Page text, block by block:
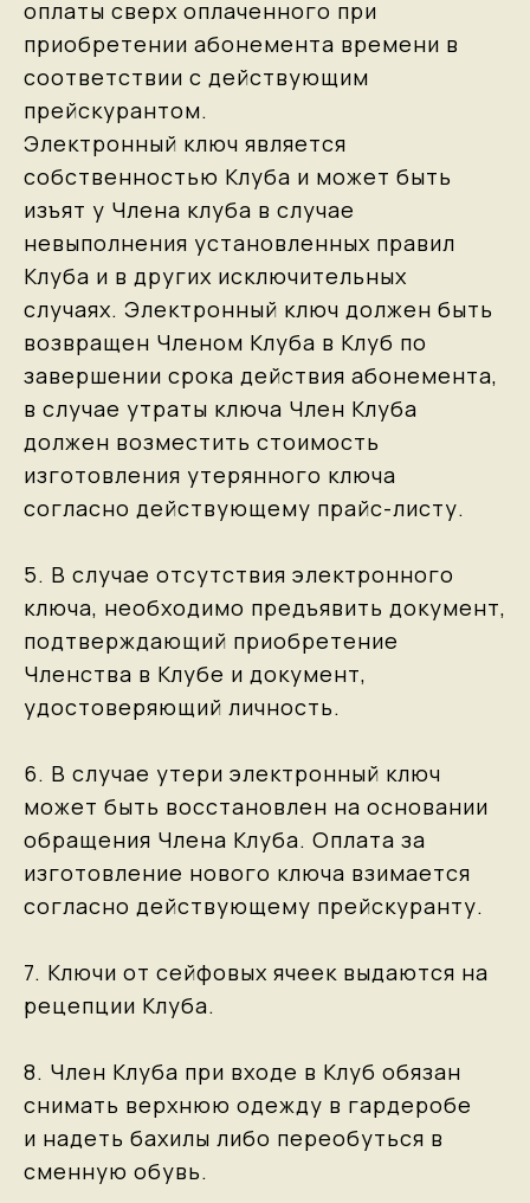
оплаты сверх оплаченного при
приобретении абонемента времени в
соответствии с действующим
прейскурантом.
Электронный ключ является
собственностью Клуба и может быть
изъят у Члена клуба в случае
невыполнения установленных правил
Клуба и в других исключительных
случаях. Электронный ключ должен быть
возвращен Членом Клуба в Клуб по
завершении срока действия абонемента,
в случае утраты ключа Член Клуба
должен возместить стоимость
изготовления утерянного ключа
согласно действующему прайс-листу.
5. В случае отсутствия электронного
ключа, необходимо предъявить документ,
подтверждающий приобретение
Членства в Клубе и документ,
удостоверяющий личность.
6. В случае утери электронный ключ
может быть восстановлен на основании
обращения Члена Клуба. Оплата за
изготовление нового ключа взимается
согласно действующему прейскуранту.
7. Ключи от сейфовых ячеек выдаются на
рецепции Клуба.
8. Член Клуба при входе в Клуб обязан
снимать верхнюю одежду в гардеробе
и надеть бахилы либо переобуться в
сменную обувь.